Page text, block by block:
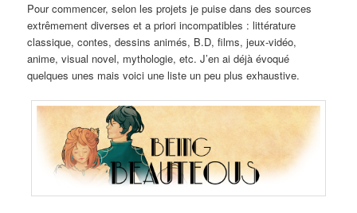
Pour commencer, selon les projets je puise dans des sources
extrêmement diverses et a priori incompatibles : littérature
classique, contes, dessins animés, B.D, films, jeux-vidéo,
anime, visual novel, mythologie, etc. J’en ai déjà évoqué
quelques unes mais voici une liste un peu plus exhaustive.